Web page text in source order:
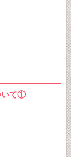
いて①